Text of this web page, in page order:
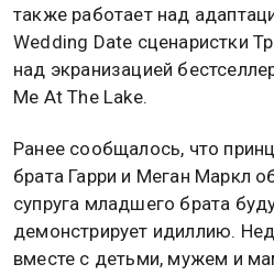
также работает над
Wedding Date сценаристки
над экранизацией
Me At The Lake.
Ранее сообщалось, что
брата Гарри и Меган Маркл
супруга младшего брата
демонстрирует идиллию.
вместе с детьми, мужем и